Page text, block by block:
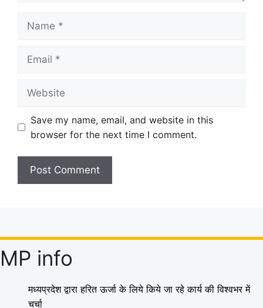
Save my name, email, and website in this
browser for the next time I comment.
MP info
मध्यप्रदेश द्वारा हरित ऊर्जा के लिये किये जा रहे कार्य की विश्वभर में
चर्चा